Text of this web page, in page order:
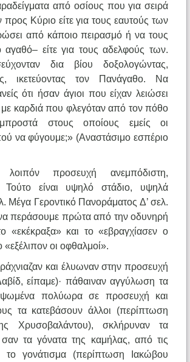
από οσίους που για σειρά
Κύριο είτε για τους εαυτούς των
από κάποιο πειρασμό ή να τους
αγαθό– είτε για τους αδελφούς των.
δια βίου δοξολογώντας,
ικετεύοντας τον Πανάγαθο. Να
ότι ήσαν άγιοι που είχαν λειώσει
καρδιά που φλεγόταν από τον πόθο
στους οποίους εμείς οι
να φύγουμε;» (Αναστάσιμο εσπέριο
προσευχή ανεμπόδιστη,
Τούτο είναι υψηλό στάδιο, υψηλά
Μέγα Γεροντικό Πανοράματος Δ’ σελ.
περάσουμε πρώτα από την οδυνηρή
«εκέκραξα» και το «εβραγχίασεν ο
«εξέλιπον οι οφθαλμοί».
και έλυωναν στην προσευχή
είπαμε)· πάθαιναν αγγύλωση τα
πολύωρα σε προσευχή και
τα κατεβάσουν άλλοι (περίπτωση
Χρυσοβαλάντου), σκλήρυναν τα
τα γόνατα της καμήλας, από τις
το γονάτισμα (περίπτωση Ιακώβου